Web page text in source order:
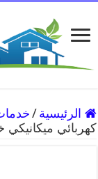
الرئيسية /
كهربائي